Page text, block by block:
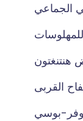
الجماعي
هنتنغتون
القربى
بوسي